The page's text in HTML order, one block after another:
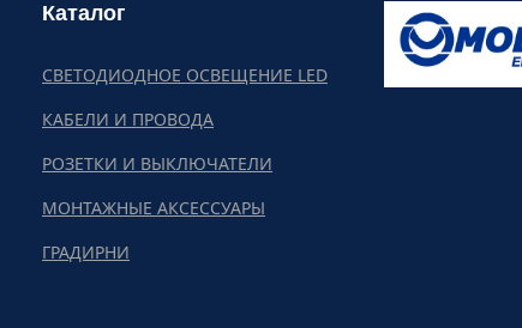
Каталог
СВЕТОДИОДНОЕ ОСВЕЩЕНИЕ LED
КАБЕЛИ И ПРОВОДА
РОЗЕТКИ И ВЫКЛЮЧАТЕЛИ
МОНТАЖНЫЕ АКСЕССУАРЫ
ГРАДИРНИ